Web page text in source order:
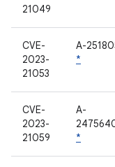
21049
CVE-
2023-
21053
A-
*
CVE-
2023-
21059
A-
*